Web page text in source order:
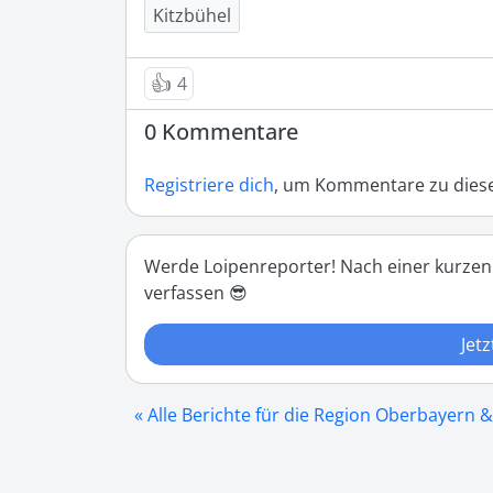
Kitzbühel
👍 4
0 Kommentare
Registriere dich, um Kommentare zu
Werde Loipenreporter! Nach einer
verfassen 😎
« Alle Berichte für die Region Oberbayern